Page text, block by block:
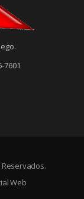
7601
Reservados.
Web